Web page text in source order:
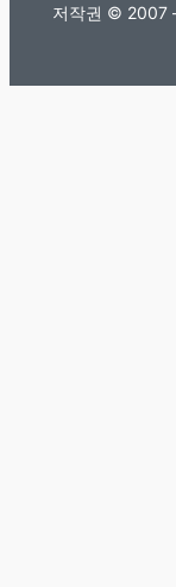
저작권 © 2007